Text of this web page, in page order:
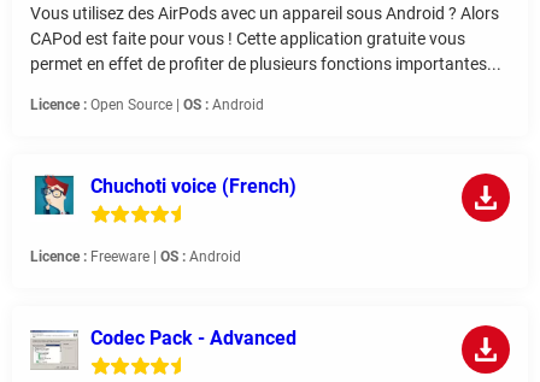
Vous utilisez des AirPods avec un appareil sous Android ? Alors
CAPod est faite pour vous ! Cette application gratuite vous
permet en effet de profiter de plusieurs fonctions importantes...
Licence : Open Source | OS : Android
Chuchoti voice (French)
Licence : Freeware | OS : Android
Codec Pack - Advanced